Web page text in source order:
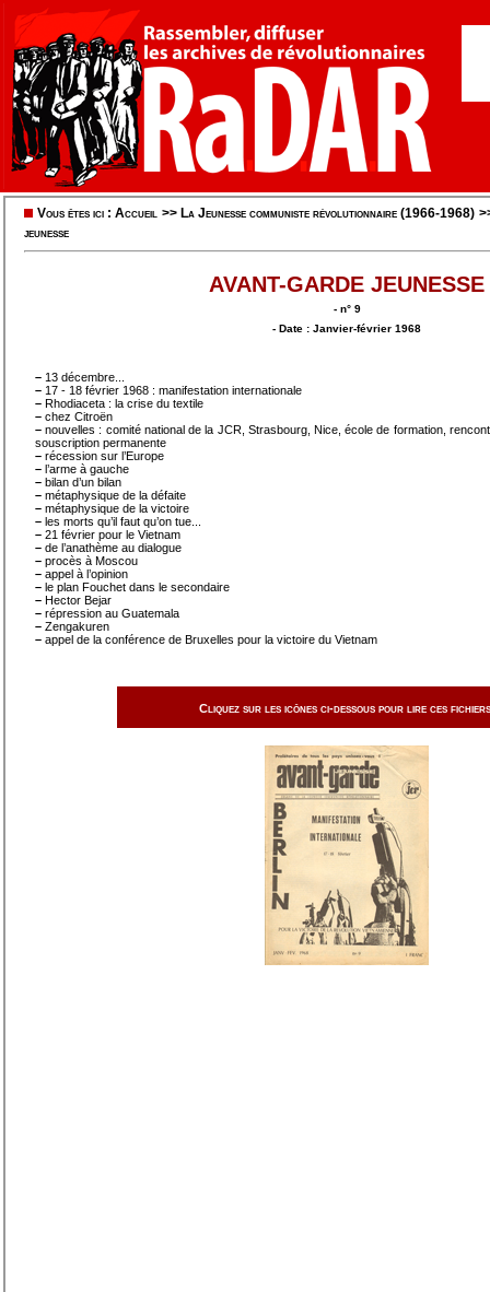
Vous êtes ici : Accueil >> La Jeunesse communiste révolutionnaire (1966-1968)
jeunesse
AVANT-GARDE JEUNESSE
- n° 9
- Date : Janvier-février 1968
– 13 décembre...
– 17 - 18 février 1968 : manifestation internationale
– Rhodiaceta : la crise du textile
– chez Citroën
– nouvelles : comité national de la JCR, Strasbourg, Nice, école de formation,
souscription permanente
– récession sur l’Europe
– l’arme à gauche
– bilan d’un bilan
– métaphysique de la défaite
– métaphysique de la victoire
– les morts qu’il faut qu’on tue...
– 21 février pour le Vietnam
– de l’anathème au dialogue
– procès à Moscou
– appel à l’opinion
– le plan Fouchet dans le secondaire
– Hector Bejar
– répression au Guatemala
– Zengakuren
– appel de la conférence de Bruxelles pour la victoire du Vietnam
Cliquez sur les icônes ci-dessous pour lire ces